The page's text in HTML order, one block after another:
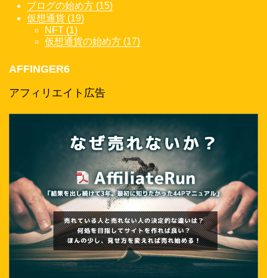
ブログの始め方 (15)
仮想通貨 (19)
NFT (1)
仮想通貨の始め方 (17)
AFFINGER6
アフィリエイト広告